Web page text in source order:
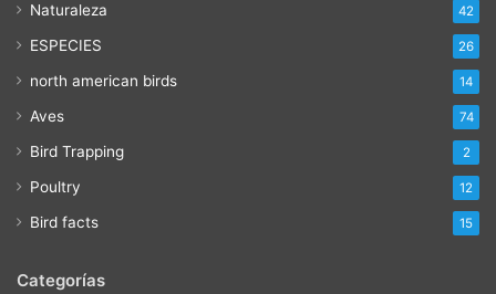
Naturaleza 42
ESPECIES 26
north american birds 14
Aves 74
Bird Trapping 2
Poultry 12
Bird facts 15
Categorías